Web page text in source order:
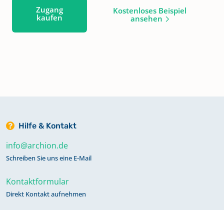
Zugang
kaufen
Kostenloses Beispiel
ansehen
Hilfe & Kontakt
info@archion.de
Schreiben Sie uns eine E-Mail
Kontaktformular
Direkt Kontakt aufnehmen